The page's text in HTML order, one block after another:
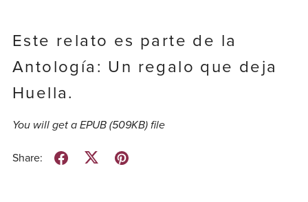
Este relato es parte de la
Antología: Un regalo que deja
Huella.
You will get a EPUB (509KB)file
Share: